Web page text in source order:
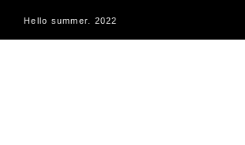
Hello summer. 2022